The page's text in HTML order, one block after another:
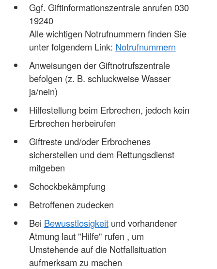
Ggf. Giftinformationszentrale anrufen 030
19240
Alle wichtigen Notrufnummern finden Sie
unter folgendem Link: Notrufnummern
Anweisungen der Giftnotrufszentrale
befolgen (z. B. schluckweise Wasser
ja/nein)
Hilfestellung beim Erbrechen, jedoch kein
Erbrechen herbeirufen
Giftreste und/oder Erbrochenes
sicherstellen und dem Rettungsdienst
mitgeben
Schockbekämpfung
Betroffenen zudecken
Bei Bewusstlosigkeitund vorhandener
Atmung laut "Hilfe" rufen , um
Umstehende auf die Notfallsituation
aufmerksam zu machen